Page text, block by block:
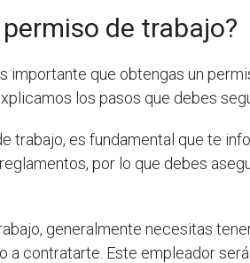
de trabajo?
importante que obtengas un
los pasos que debes
trabajo, es fundamental que te
por lo que debes
generalmente necesitas
contratarte. Este empleador